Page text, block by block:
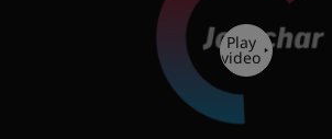
Play
video